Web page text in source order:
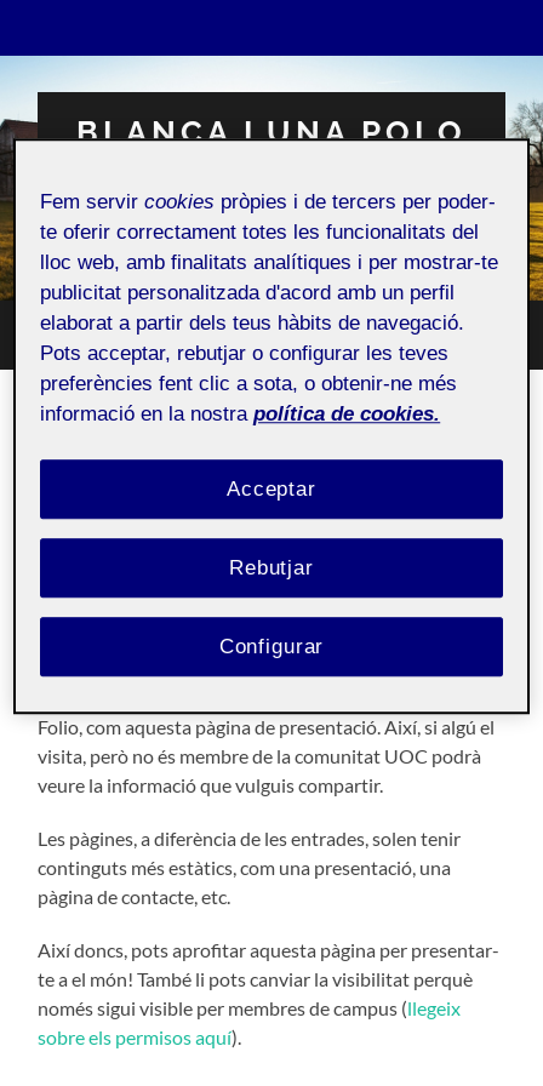
BLANCA LUNA POLO
Espai Personal
Toggle
mobile
menu
Qui soc?
pàginas’ha generat automàticament.
Folio, com aquesta pàgina de presentació. Així, si algú el
visita, però no és membre de la comunitat UOC podrà
veure la informació que vulguis compartir.
Les pàgines, a diferència de les entrades, solen tenir
continguts més estàtics, com una presentació, una
pàgina de contacte, etc.
Així doncs, pots aprofitar aquesta pàgina per presentar-
te a el món! També li pots canviar la visibilitat perquè
només sigui visible per membres de campus (llegeix
sobre els permisos aquí).
Fem servircookies pròpies i de tercers per poder-
te oferir correctament totes les funcionalitats del
lloc web, amb finalitats analítiques i per mostrar-te
publicitat personalitzada d'acord amb un perfil
elaborat a partir dels teus hàbits de navegació.
Pots acceptar, rebutjar o configurar les teves
preferències fent clic a sota, o obtenir-ne més
informació en la nostra política de cookies.
Rebutjar
Acceptar
Configurar